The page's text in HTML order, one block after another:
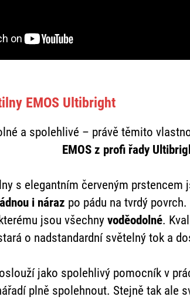
EMOS Ultibright
a spolehlivé – právě těmito
EMOS z profi řady
s elegantním červeným prstencem
i náraz po pádu na tvrdý
jsou všechny voděodolné.
o nadstandardní světelný tok a
jako spolehlivý pomocník v
plně spolehnout. Stejně tak ale